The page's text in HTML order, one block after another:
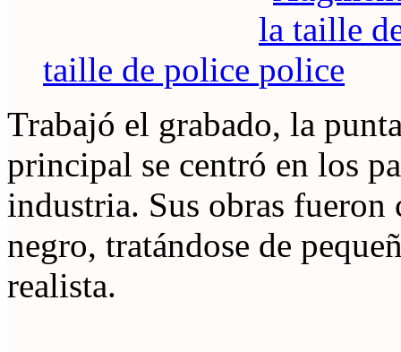
taille de police
Trabajó el grabado, la
principal se centró en los
industria. Sus obras
negro, tratándose de
realista.